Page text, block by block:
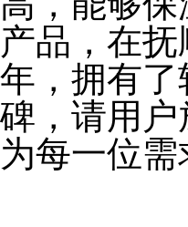
品，在
，拥有
，请用
每一位